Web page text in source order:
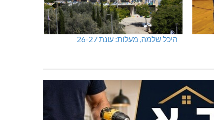
היכל שלמה, מעלות: עונת 26-27